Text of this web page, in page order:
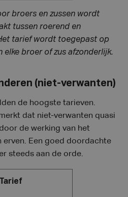
broers en zussen wordt
tussen roerend en
tarief wordt toegepast op
broer of zus afzonderlijk.
(niet-verwanten)
de hoogste tarieven.
dat niet-verwanten quasi
de werking van het
erven. Een goed doordachte
steeds aan de orde.
Tarief